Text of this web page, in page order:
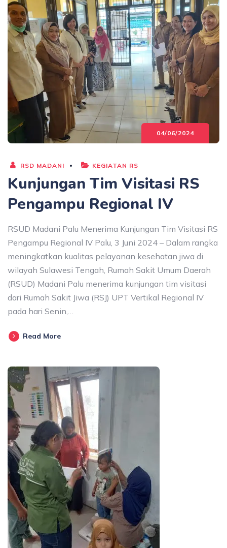
04/06/2024
RSD MADANI KEGIATAN RS
Kunjungan Tim Visitasi RS
Pengampu Regional IV
RSUD Madani Palu Menerima Kunjungan Tim Visitasi RS
Pengampu Regional IV Palu, 3 Juni 2024 – Dalam rangka
meningkatkan kualitas pelayanan kesehatan jiwa di
wilayah Sulawesi Tengah, Rumah Sakit Umum Daerah
(RSUD) Madani Palu menerima kunjungan tim visitasi
dari Rumah Sakit Jiwa (RSJ) UPT Vertikal Regional IV
pada hari Senin,…
Read More